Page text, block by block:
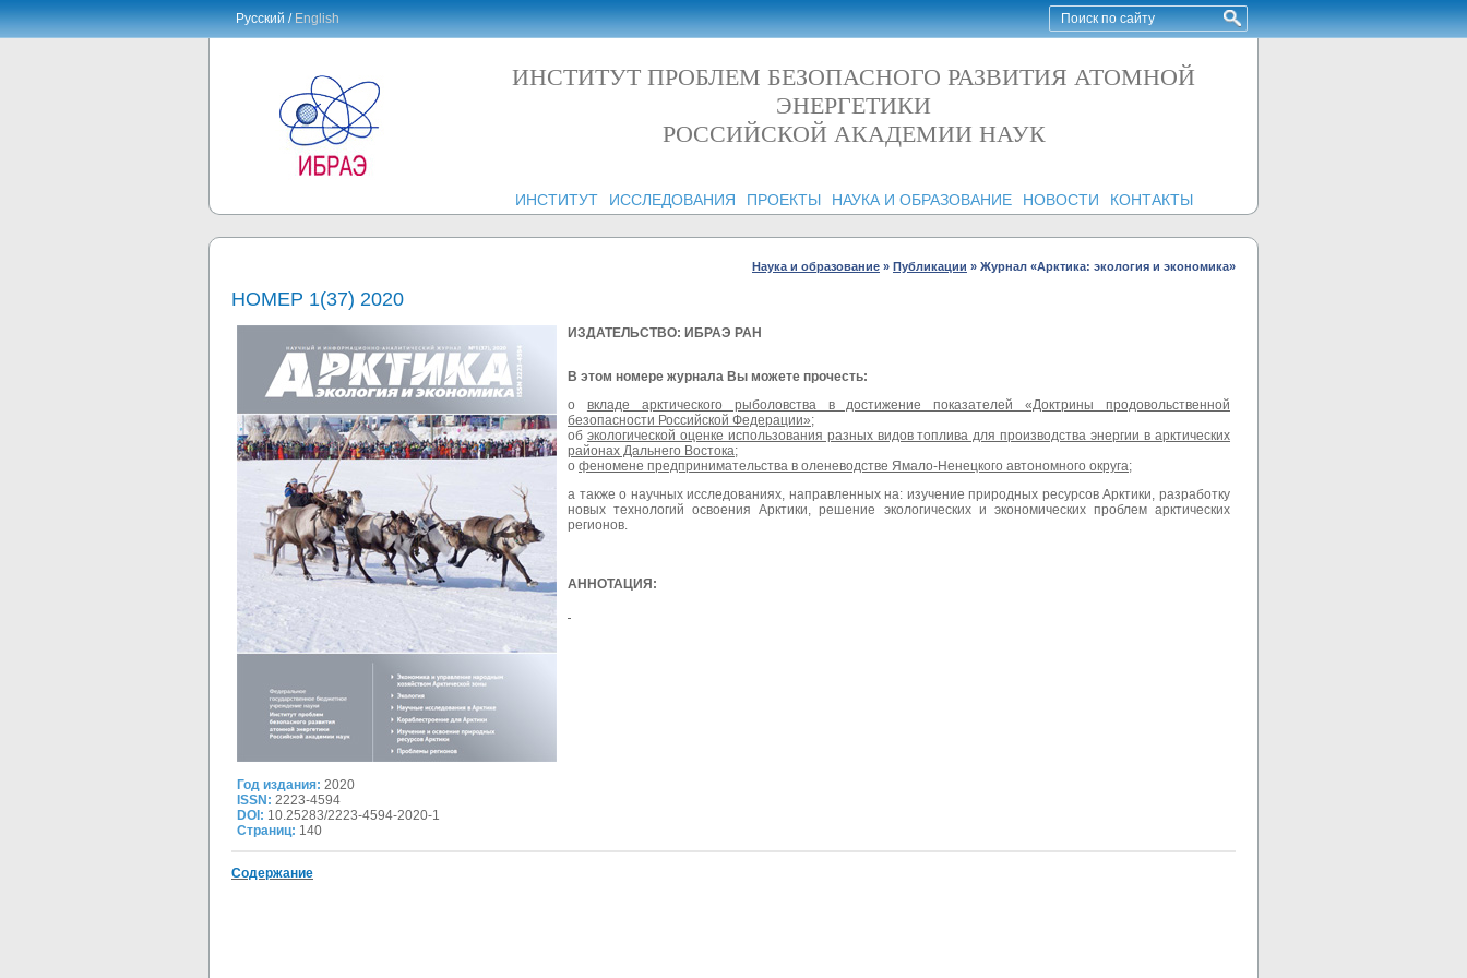
Русский /English
ИНСТИТУТ ПРОБЛЕМ БЕЗОПАСНОГО РАЗВИТИЯ АТОМНОЙ
ЭНЕРГЕТИКИ
РОССИЙСКОЙ АКАДЕМИИ НАУК
ИНСТИТУТ ИССЛЕДОВАНИЯ ПРОЕКТЫ НАУКА И ОБРАЗОВАНИЕ НОВОСТИ КОНТАКТЫ
Наука и образование » Публикации » Журнал «Арктика: экология и экономика»
НОМЕР 1(37) 2020
Год издания: 2020
ISSN: 2223-4594
DOI: 10.25283/2223-4594-2020-1
Страниц: 140
ИЗДАТЕЛЬСТВО: ИБРАЭ РАН
В этом номере журнала Вы можете прочесть:
о вкладе арктического рыболовства в достижение показателей «Доктрины продовольственной
безопасности Российской Федерации»;
об экологической оценке использования разных видов топлива для производства энергии в арктических
районах Дальнего Востока;
о феномене предпринимательства в оленеводстве Ямало-Ненецкого автономного округа;
а также о научных исследованиях, направленных на: изучение природных ресурсов Арктики, разработку
новых технологий освоения Арктики, решение экологических и экономических проблем арктических
регионов.
АННОТАЦИЯ:
Содержание